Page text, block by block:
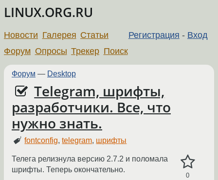
LINUX.ORG.RU
Регистрация - Вход
Новости Галерея Статьи
Форум Опросы Трекер Поиск
Форум — Desktop
Telegram, шрифты,
разработчики. Все, что
нужно знать.
fontconfig,telegram, шрифты
0
Телега релизнула версию 2.7.2 и поломала
шрифты. Теперь окончательно.